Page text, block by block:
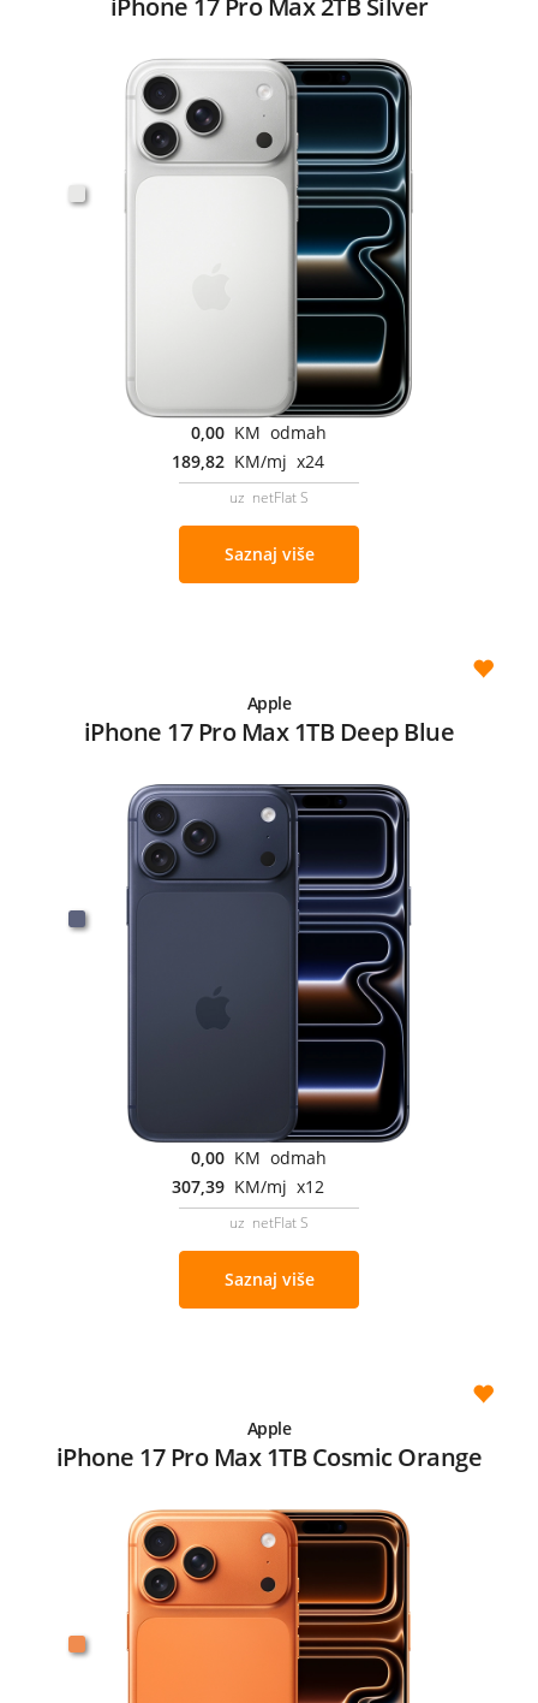
0,00 KM odmah
189,82 KM/mj x24
uz netFlat S
Saznaj više
Apple
iPhone 17 Pro Max 1TB Deep Blue
0,00 KM odmah
307,39 KM/mj x12
uz netFlat S
Saznaj više
Apple
iPhone 17 Pro Max 1TB Cosmic Orange